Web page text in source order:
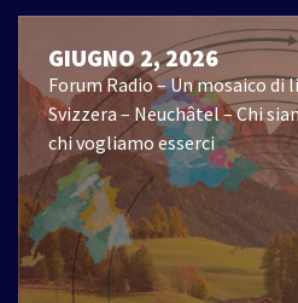
GIUGNO 2, 2026
Forum Radio – Un mosaico
Svizzera – Neuchâtel – Chi
chi vogliamo esserci